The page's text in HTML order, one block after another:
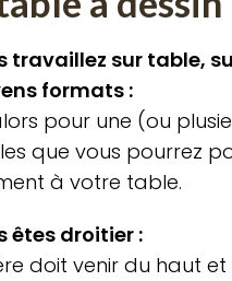
travaillez sur table,
formats :
pour une (ou
que vous pourrez
à votre table.
êtes droitier :
doit venir du haut